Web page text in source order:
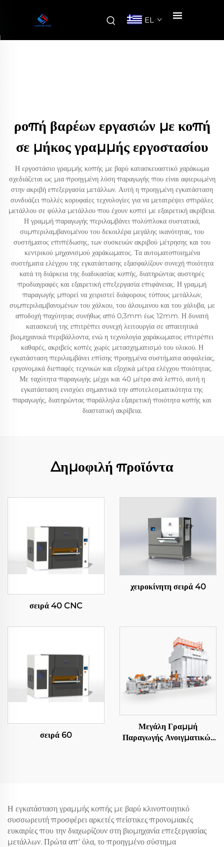
EL
ροπή βαρέων εργασιών με κοπή
σε μήκος γραμμής εργοστασίου
Η εργοστάσιο γραμμής κοπής με βαρύ κατασκευαστικό χαράκωμα
σχεδιάζεται ως μια προηγμένη λύση παραγωγής που είναι αφιερωμένη
στην ακριβή επεξεργασία μετάλλων. Αυτή η προηγμένη εγκατάσταση
συνδυάζει πολλές κορυφαίες τεχνολογίες για να μετατρέψει σπιράλες
μετάλλου σε φύλλα μετάλλου που έχουν κοπεί με εξαιρετική ακρίβεια.
Η γραμμή παραγωγής περιλαμβάνει πολύπλοκα συστατικά,
συμπεριλαμβανομένου του δεκοιλέρα μεγάλης ικανότητας, του
συστήματος επιπέδωσης, των συσκευών ακριβού μέτρησης και του
κεντρικού μηχανισμού χαράκωματος. Τα αυτοματοποιημένα
συστήματα ελέγχου της εγκατάστασης εξασφαλίζουν συνεχή ποιότητα
κατά τη διάρκεια της διαδικασίας κοπής, διατηρώντας αυστηρές
προδιαγραφές και εξαιρετική επεξεργασία επιφάνειας. Η γραμμή
παραγωγής μπορεί να χειριστεί διάφορους τύπους μετάλλων,
συμπεριλαμβανομένων του χάλκου, του άλουμινου και του χάλυβα, με
αποδοχή παχύτητας συνήθως από 0,3mm έως 12mm. Η δυνατή
κατασκευή της επιτρέπει συνεχή λειτουργία σε απαιτητικά
βιομηχανικά περιβάλλοντα, ενώ η τεχνολογία χαράκωματος επιτρέπει
καθαρές, ακριβείς κοπές χωρίς μετασχηματισμό του υλικού. Η
εγκατάσταση περιλαμβάνει επίσης προηγμένα συστήματα ασφαλείας,
εργονομικά διεπαφές τεχνικών και εξοχικά μέτρα ελέγχου ποιότητας.
Με ταχύτητα παραγωγής μέχρι και 40 μέτρα ανά λεπτό, αυτή η
εγκατάσταση ενισχύει σημαντικά την αποτελεσματικότητα της
παραγωγής, διατηρώντας παράλληλα εξαιρετική ποιότητα κοπής και
διαστατική ακρίβεια.
Δημοφιλή προϊόντα
σειρά 40 CNC
χειροκίνητη σειρά 40
σειρά 60
Μεγάλη Γραμμή
Παραγωγής Ανοιγματικών
Η εγκατάσταση γραμμής κοπής με βαρύ κλινοποιητικό
συσσωρευτή προσφέρει αρκετές πείστικες προνομιακές
ευκαιρίες που την διαχωρίζουν στη βιομηχανία επεξεργασίας
μετάλλων. Πρώτα απ' όλα, το προηγμένο σύστημα